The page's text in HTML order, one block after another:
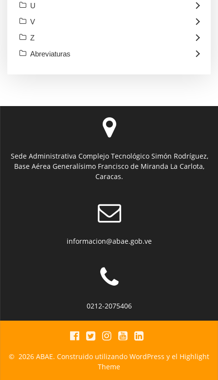
U
V
Z
Abreviaturas
Sede Administrativa Complejo Tecnológico Simón Rodríguez,
Base Aérea Generalísimo Francisco de Miranda La Carlota,
Caracas.
informacion@abae.gob.ve
0212-2075406
© 2026 ABAE. Construido utilizando WordPress y el Highlight
Theme